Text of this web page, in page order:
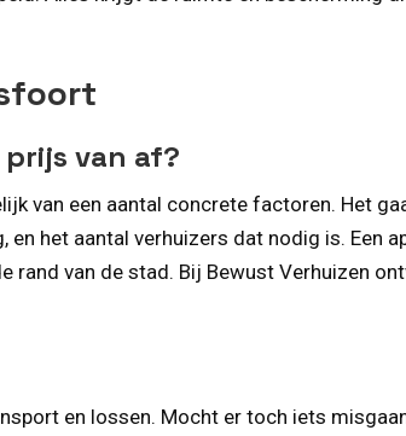
van af?
van een aantal concrete factoren. Het
het aantal verhuizers dat nodig is. Een
van de stad. Bij Bewust Verhuizen
en lossen. Mocht er toch iets